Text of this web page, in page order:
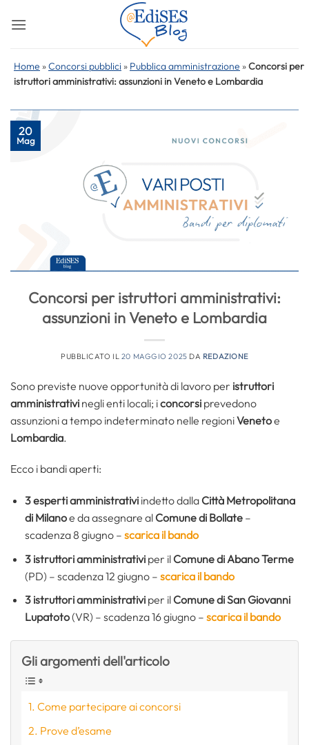
Home »Concorsi pubblici » Pubblica amministrazione »Concorsi per
istruttori amministrativi: assunzioni in Veneto e Lombardia
20
Mag
Concorsi per istruttori amministrativi:
assunzioni in Veneto e Lombardia
PUBBLICATO IL 20 MAGGIO 2025 DA REDAZIONE
Sono previste nuove opportunità di lavoro per istruttori
amministrativi negli enti locali; iconcorsi prevedono
assunzioni a tempo indeterminato nelle regioniVenetoe
Lombardia.
Ecco i bandi aperti:
3 esperti amministrativiindetto dalla Città Metropolitana
di Milanoe da assegnare al Comune di Bollate–
scadenza 8 giugno – scarica il bando
3 istruttori amministrativiper il Comune di Abano Terme
(PD) – scadenza 12 giugno – scarica il bando
3 istruttori amministrativiper il Comune di San Giovanni
Lupatoto(VR) – scadenza 16 giugno – scarica il bando
Gli argomenti dell'articolo
Come partecipare ai concorsi
Prove d’esame